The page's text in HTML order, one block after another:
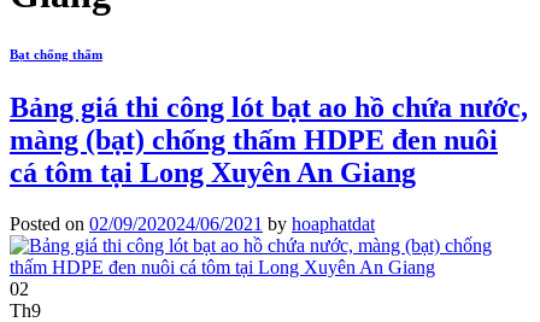
Bạt chống thấm
Bảng giá thi công lót bạt ao hồ chứa nước,
màng (bạt) chống thấm HDPE đen nuôi
cá tôm tại Long Xuyên An Giang
Posted on 02/09/202024/06/2021 by hoaphatdat
02
Th9